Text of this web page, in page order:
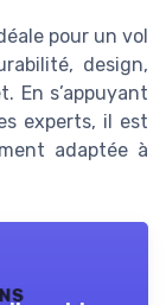
pour un vol
design,
En s’appuyant
experts, il est
adaptée à